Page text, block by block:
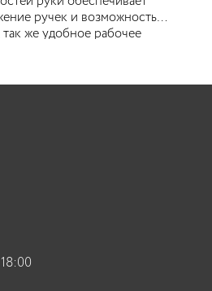
ручек и возможность
же удобное рабочее
сдавливания. Не применять
очищать от волос мягкой
Хранить всегда в сухом виде в